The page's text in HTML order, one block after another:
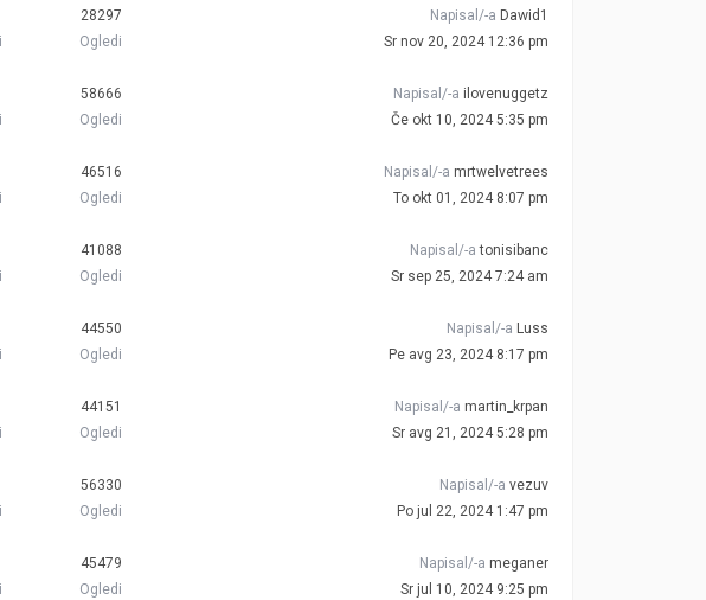
28297
Ogledi
Napisal/-a Dawid1
Sr nov 20, 2024 12:36 pm
58666
Ogledi
Napisal/-a ilovenuggetz
Če okt 10, 2024 5:35 pm
46516
Ogledi
Napisal/-a mrtwelvetrees
To okt 01, 2024 8:07 pm
41088
Ogledi
Napisal/-atonisibanc
Sr sep 25, 2024 7:24 am
44550
Ogledi
Napisal/-a Luss
Pe avg 23, 2024 8:17 pm
44151
Ogledi
Napisal/-a martin_krpan
Sr avg 21, 2024 5:28 pm
56330
Ogledi
Napisal/-a vezuv
Po jul 22, 2024 1:47 pm
45479
Ogledi
Napisal/-a meganer
Sr jul 10, 2024 9:25 pm